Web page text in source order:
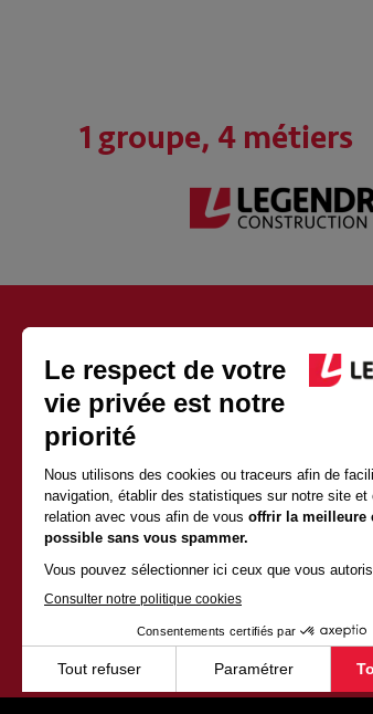
1 groupe, 4 métiers
Fondé en 1946, le groupe Legendre est
l’immobilier, de l’énergie et de
Vincent Legendre, le petit-fils du fondateur.
Avec 2500 salariés et 1 milliard d’euros
une croissance soutenue depuis sa
qualités de proximité et d’indépendance
valeurs fortes et partagées avec
l’entrepreneuriat et l’humain. Elles
la construction.